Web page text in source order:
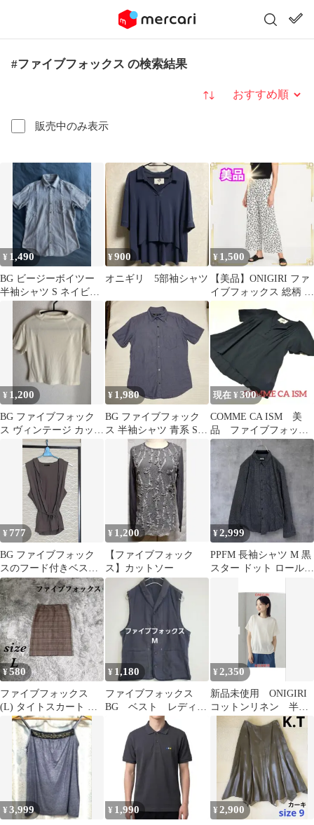
#ファイブフォックス の検索結果
販売中のみ表示
並び替え
¥ 1,490
BG ビージーボイツー
半袖シャツ S ネイビー
綿100% ファイブフォ
ックス
¥900
オニギリ 5部袖シャツ
¥ 1,500
【美品】ONIGIRI ファ
イブフォックス 総柄 ワ
¥ 1,200
BG ファイブフォック
ス ヴィンテージ カット
ソー80年代
¥ 1,980
BG ファイブフォック
ス 半袖シャツ 青系 S
メンズ コットン100%
現在 ¥ 300
COMME CA ISM 美
品 ファイブフォック
ス コットン M
¥ 777
BG ファイブフォック
スのフード付きベスト
ジレ カーキ
¥ 1,200
【ファイブフォック
ス】カットソー
¥2,999
PPFM 長袖シャツ M 黒
スター ドット ロールア
¥580
ファイブフォックス
(L) タイトスカート 膝
丈 バックプリーツ チェ
ック柄
¥ 1,180
ファイブフォックス
BG ベスト レディー
¥ 2,350
新品未使用 ONIGIRI
コットンリネン 半袖
ニット プルオーバー
¥3,999 ¥ 1,990 ¥2,900